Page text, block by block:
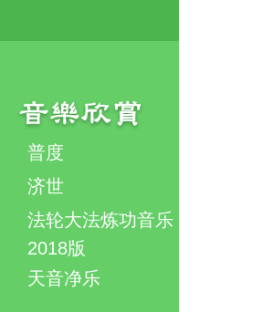
普度
济世
法轮大法炼功音乐
2018版
天音净乐